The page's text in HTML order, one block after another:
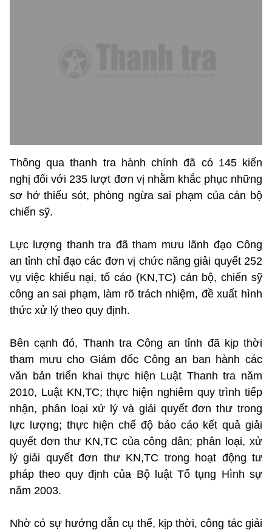
Thông qua thanh tra hành chính đã có 145 kiến
nghị đối với 235 lượt đơn vị nhằm khắc phục những
sơ hở thiếu sót, phòng ngừa sai phạm của cán bộ
chiến sỹ.
Lực lượng thanh tra đã tham mưu lãnh đạo Công
an tỉnh chỉ đạo các đơn vị chức năng giải quyết 252
vụ việc khiếu nại, tố cáo (KN,TC) cán bộ, chiến sỹ
công an sai phạm, làm rõ trách nhiệm, đề xuất hình
thức xử lý theo quy định.
Bên cạnh đó, Thanh tra Công an tỉnh đã kịp thời
tham mưu cho Giám đốc Công an ban hành các
văn bản triển khai thực hiện Luật Thanh tra năm
2010, Luật KN,TC; thực hiện nghiêm quy trình tiếp
nhận, phân loại xử lý và giải quyết đơn thư trong
lực lượng; thực hiện chế độ báo cáo kết quả giải
quyết đơn thư KN,TC của công dân; phân loại, xử
lý giải quyết đơn thư KN,TC trong hoạt động tư
pháp theo quy định của Bộ luật Tố tụng Hình sự
năm 2003.
Nhờ có sự hướng dẫn cụ thể, kịp thời, công tác giải